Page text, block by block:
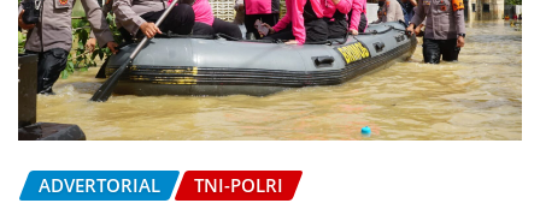
ADVERTORIAL TNI-POLRI